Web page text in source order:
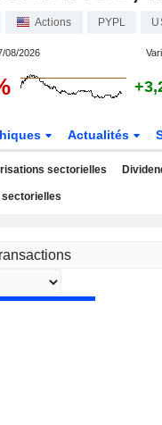
Actions PYPL
08/2026
Actualités
sectorielles
sectorielles